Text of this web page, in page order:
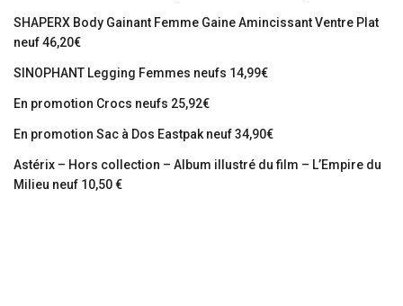
SHAPERX Body Gainant Femme Gaine Amincissant Ventre Plat
neuf 46,20€
SINOPHANT Legging Femmes neufs 14,99€
En promotion Crocs neufs 25,92€
En promotion Sac à Dos Eastpak neuf 34,90€
Astérix – Hors collection – Album illustré du film – L’Empire du
Milieu neuf 10,50 €